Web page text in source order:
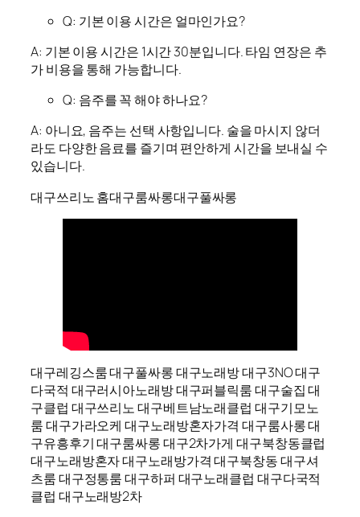
Q: 기본 이용 시간은 얼마인가요?
A: 기본 이용 시간은 1시간 30분입니다. 타임 연장은 추
가 비용을 통해 가능합니다.
Q: 음주를 꼭 해야 하나요?
A: 아니요, 음주는 선택 사항입니다. 술을 마시지 않더
라도 다양한 음료를 즐기며 편안하게 시간을 보내실 수
있습니다.
대구쓰리노 홈대구룸싸롱대구풀싸롱
대구레깅스룸 대구풀싸롱 대구노래방 대구3NO 대구
다국적 대구러시아노래방 대구퍼블릭룸 대구술집 대
구클럽 대구쓰리노 대구베트남노래클럽 대구기모노
룸 대구가라오케 대구노래방혼자가격 대구룸사롱 대
구유흥후기 대구룸싸롱 대구2차가게 대구북창동클럽
대구노래방혼자 대구노래방가격 대구북창동 대구셔
츠룸 대구정통룸 대구하퍼 대구노래클럽 대구다국적
클럽 대구노래방2차